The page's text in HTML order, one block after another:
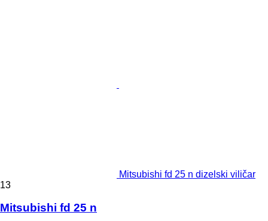
Mitsubishi fd 25 n dizelski viličar
13
Mitsubishi fd 25 n